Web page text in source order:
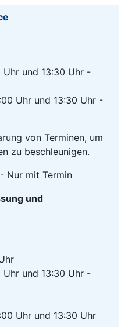
und 13:30 Uhr -
Uhr und 13:30 Uhr -
von Terminen, um
zu beschleunigen.
Nur mit Termin
und
und 13:30 Uhr -
Uhr und 13:30 Uhr